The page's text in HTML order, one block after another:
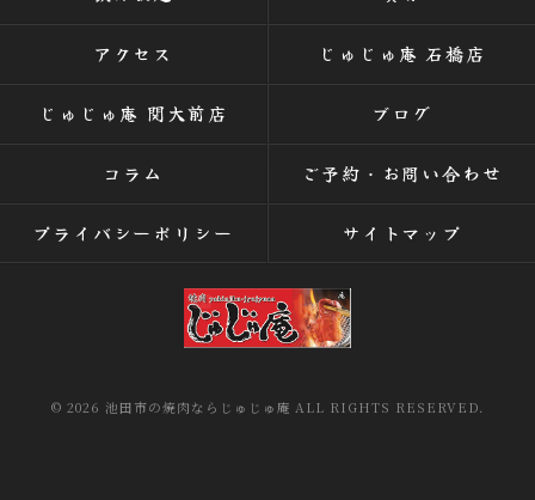
アクセス じゅじゅ庵 石橋店
じゅじゅ庵 関大前店 ブログ
コラム ご予約・お問い合わせ
プライバシーポリシー サイトマップ
© 2026 池田市の焼肉ならじゅじゅ庵 ALL RIGHTS RESERVED.